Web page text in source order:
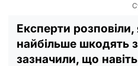
Експерти розповіли,
найбільше шкодять
зазначили, що